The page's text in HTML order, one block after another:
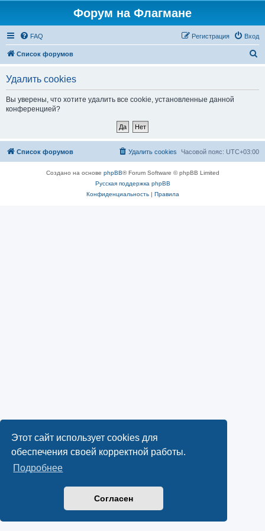
Этот сайт использует cookies для
обеспечения своей корректной работы.
Подробнее
Согласен
Форум на Флагмане
FAQ Вход
Регистрация
Список форумов
Удалить cookies
Вы уверены, что хотите удалить все cookie, установленные данной
конференцией?
Список форумов Часовой пояс: UTC+03:00
Удалить cookies
Создано на основе phpBB® Forum Software © phpBB Limited
Русская поддержка phpBB
Конфиденциальность| Правила